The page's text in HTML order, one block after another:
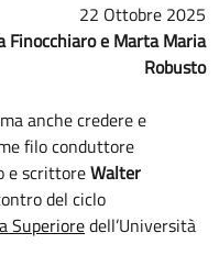
22 Ottobre 2025
Finocchiaro e Marta Maria
Robusto
anche credere e
filo conduttore
e scrittoreWalter
del ciclo
Superioredell’Università